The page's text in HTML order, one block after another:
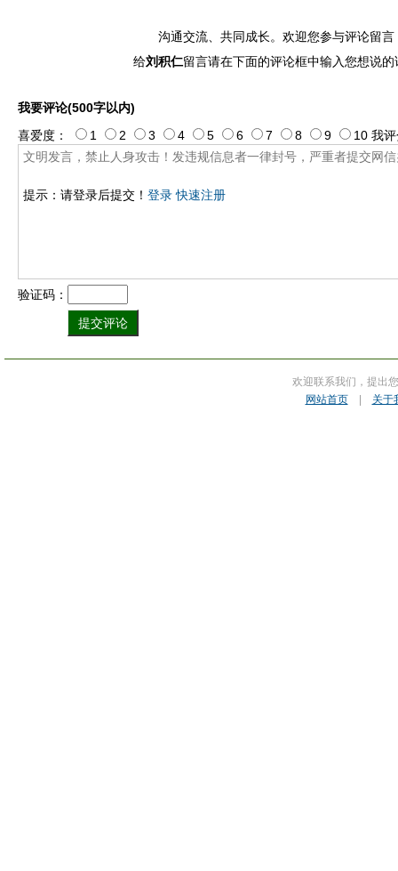
沟通交流、共同成长。欢迎您参与评论留言
给刘积仁留言请在下面的评论框中输入您想说的
我要评论(500字以内)
提示：请登录后提交！ 登录 快速注册
喜爱度： 1 2 3 4 5 6 7 8 9 10 我评
验证码：
欢迎联系我们，提出
网站首页| 关于